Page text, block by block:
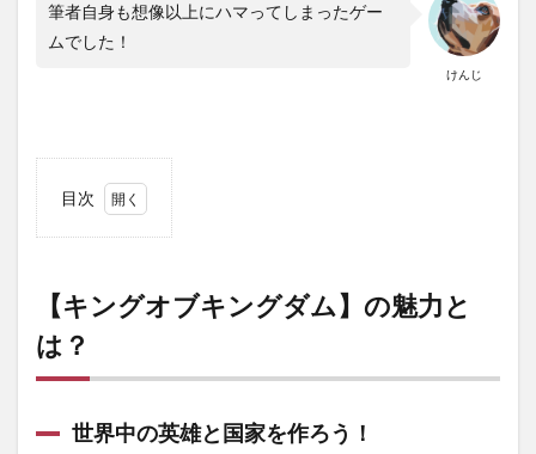
けんじ
筆者自身も想像以上にハマってしまったゲー
ムでした！
目次
オブ
キン
グダ
ム】
の魅
は？
【キングオブキングダム】の魅力と
は？
世界中の英雄と国家を作ろう！